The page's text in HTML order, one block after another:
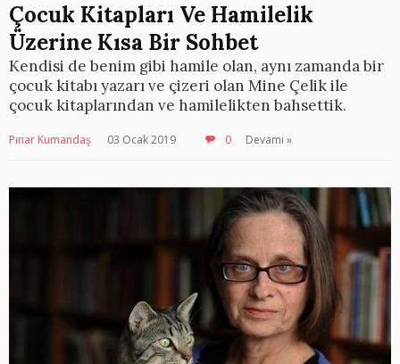
Çocuk Kitapları Ve Hamilelik
Üzerine Kısa Bir Sohbet
Kendisi de benim gibi hamile olan, aynı zamanda bir
çocuk kitabı yazarı ve çizeri olan Mine Çelik ile
çocuk kitaplarından ve hamilelikten bahsettik.
Pınar Kumandaş 03 Ocak 2019 0 Devamı »